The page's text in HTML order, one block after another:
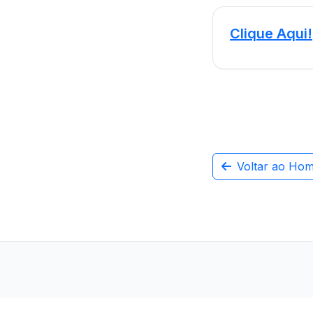
Clique Aqui!
Voltar ao